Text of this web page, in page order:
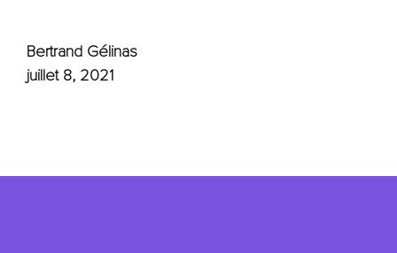
Bertrand Gélinas
juillet 8, 2021